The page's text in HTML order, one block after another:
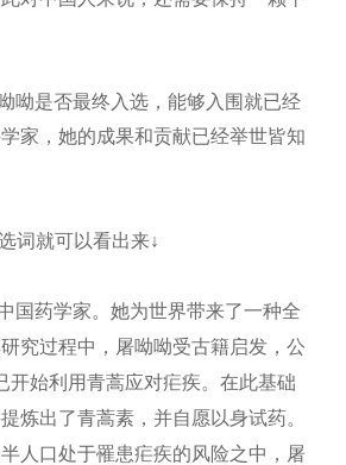
呦是否最终入选，能够入围就已经
家，她的成果和贡献已经举世皆知
词就可以看出来↓
国药学家。她为世界带来了一种全
究过程中，屠呦呦受古籍启发，公
开始利用青蒿应对疟疾。在此基础
炼出了青蒿素，并自愿以身试药。
人口处于罹患疟疾的风险之中，屠